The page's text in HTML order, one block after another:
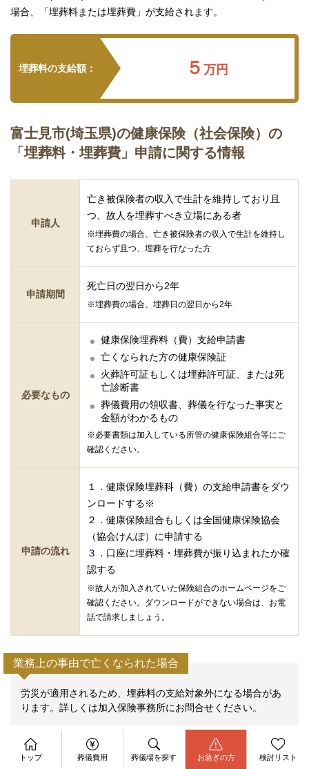
場合、「埋葬料または埋葬費」が支給されます。
埋葬料の支給額： ５万円
富士見市(埼玉県)の健康保険（社会保険）の
「埋葬料・埋葬費」申請に関する情報
申請人
亡き被保険者の収入で生計を維持しており且
つ、故人を埋葬すべき立場にある者
※埋葬費の場合、亡き被保険者の収入で生計を維持し
ておらず且つ、埋葬を行なった方
申請期間
死亡日の翌日から2年
※埋葬費の場合、埋葬日の翌日から2年
必要なもの
健康保険埋葬料（費）支給申請書
亡くなられた方の健康保険証
火葬許可証もしくは埋葬許可証、または死
亡診断書
葬儀費用の領収書、葬儀を行なった事実と
金額がわかるもの
※必要書類は加入している所管の健康保険組合等にご
確認ください。
申請の流れ
１．健康保険埋葬科（費）の支給申請書をダウ
ンロードする※
２．健康保険組合もしくは全国健康保険協会
（協会けんぽ）に申請する
３．口座に埋葬料・埋葬費が振り込まれたか確
認する
※故人が加入されていた保険組合のホームページをご
確認ください。ダウンロードができない場合は、お電
話で請求しましょう。
業務上の事由で亡くなられた場合
労災が適用されるため、埋葬料の支給対象外になる場合があ
ります。詳しくは加入保険事務所にお問合せください。
トップ 葬儀費用 葬儀場を探す お急ぎの方 検討リスト
資料請求
お問合せ
今すぐ電話相談